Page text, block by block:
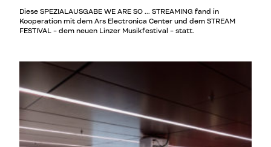
Diese SPEZIALAUSGABE WE ARE SO ... STREAMING fand in
Kooperation mit dem Ars Electronica Center und dem STREAM
FESTIVAL - dem neuen Linzer Musikfestival - statt.